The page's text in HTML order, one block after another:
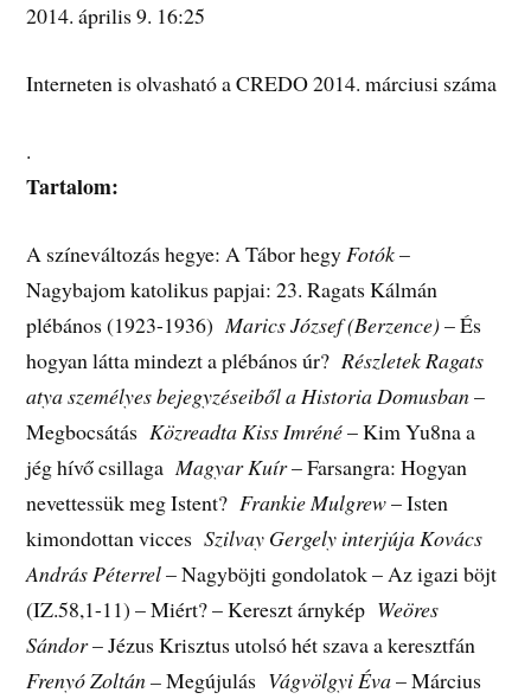
2014. április 9. 16:25
Interneten is olvasható a CREDO 2014. márciusi száma
.
Tartalom:
A színeváltozás hegye: A Tábor hegy Fotók–
Nagybajom katolikus papjai: 23. Ragats Kálmán
plébános (1923-1936) Marics József (Berzence)– És
hogyan látta mindezt a plébános úr? Részletek Ragats
atya személyes bejegyzéseiből a Historia Domusban–
Megbocsátás Közreadta Kiss Imréné– Kim Yu8na a
jég hívő csillaga Magyar Kuír– Farsangra: Hogyan
nevettessük meg Istent? Frankie Mulgrew– Isten
kimondottan viccesSzilvay Gergely interjúja Kovács
András Péterrel– Nagyböjti gondolatok – Az igazi böjt
(IZ.58,1-11) – Miért? – Kereszt árnykép Weöres
Sándor– Jézus Krisztus utolsó hét szava a keresztfán
Frenyó Zoltán –Megújulás Vágvölgyi Éva– Március